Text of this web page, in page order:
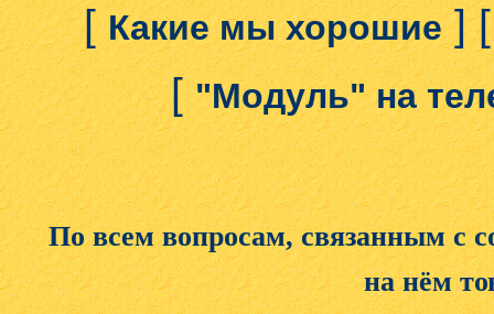
[Какие мы хорошие]
["Модуль" на
По всем вопросам, связанным с
на нём